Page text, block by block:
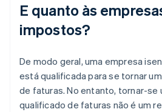
E quanto às
impostos?
De modo geral, uma empresa
está qualificada para se tornar
de faturas. No entanto, tornar-se
qualificado de faturas não é um